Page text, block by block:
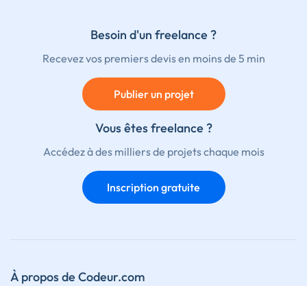
Besoin d'un freelance ?
Recevez vos premiers devis en moins de 5 min
Publier un projet
Vous êtes freelance ?
Accédez à des milliers de projets chaque mois
Inscription gratuite
À propos de Codeur.com